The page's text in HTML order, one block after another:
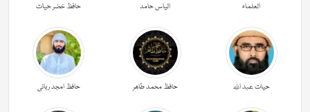
العلماء الیاس حامد حافظ خضر حیات
حیات عبد اللہ حافظ محمد طاھر حافظ امجد ربانی